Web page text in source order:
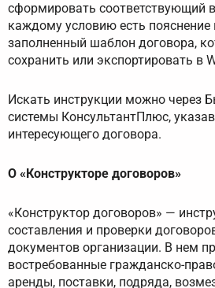
сформировать соответствующий
каждому условию есть пояснение
заполненный шаблон договора,
сохранить или экспортировать в
Искать инструкции можно через
системы КонсультантПлюс,
интересующего договора.
О «Конструкторе договоров»
«Конструктор договоров» —
составления и проверки
документов организации. В нем
востребованные гражданско-
аренды, поставки, подряда,